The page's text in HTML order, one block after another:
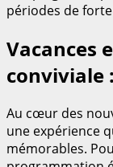
périodes de
Vacances
conviviale
Au cœur des
une expérience
mémorables.